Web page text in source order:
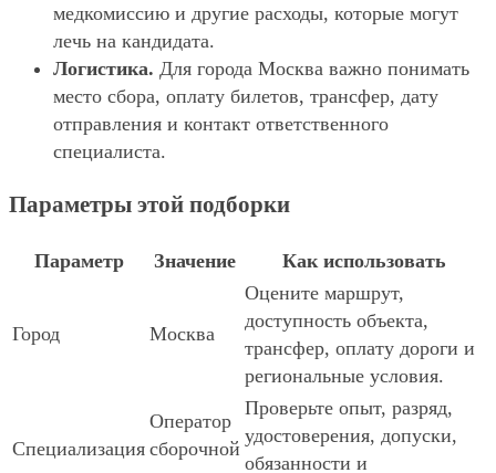
медкомиссию и другие расходы, которые могут
лечь на кандидата.
Логистика. Для города Москва важно понимать
место сбора, оплату билетов, трансфер, дату
отправления и контакт ответственного
специалиста.
Параметры этой подборки
Параметр Значение Как использовать
Город Москва
Оцените маршрут,
доступность объекта,
трансфер, оплату дороги и
региональные условия.
Специализация
Оператор
сборочной
Проверьте опыт, разряд,
удостоверения, допуски,
обязанности и